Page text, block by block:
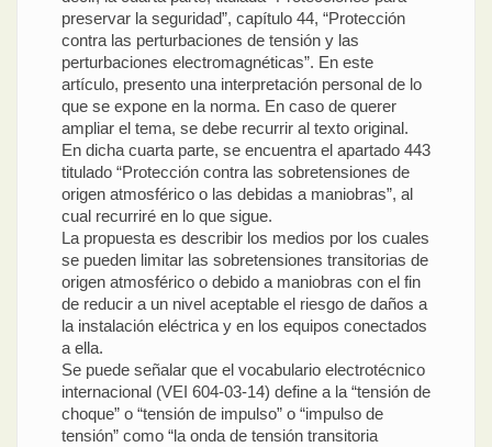
preservar la seguridad”, capítulo 44, “Protección
contra las perturbaciones de tensión y las
perturbaciones electromagnéticas”. En este
artículo, presento una interpretación personal de lo
que se expone en la norma. En caso de querer
ampliar el tema, se debe recurrir al texto original.
En dicha cuarta parte, se encuentra el apartado 443
titulado “Protección contra las sobretensiones de
origen atmosférico o las debidas a maniobras”, al
cual recurriré en lo que sigue.
La propuesta es describir los medios por los cuales
se pueden limitar las sobretensiones transitorias de
origen atmosférico o debido a maniobras con el fin
de reducir a un nivel aceptable el riesgo de daños a
la instalación eléctrica y en los equipos conectados
a ella.
Se puede señalar que el vocabulario electrotécnico
internacional (VEI 604-03-14) define a la “tensión de
choque” o “tensión de impulso” o “impulso de
tensión” como “la onda de tensión transitoria